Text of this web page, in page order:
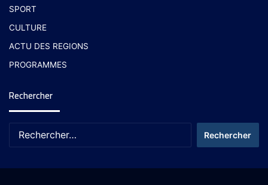
SPORT
CULTURE
ACTU DES REGIONS
PROGRAMMES
Rechercher